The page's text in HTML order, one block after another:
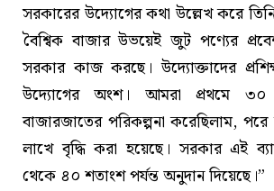
সরকারের উদ্যোগের কথা উল্লেখ করে
বৈশ্বিক বাজার উভয়েই জুট পণ্যের
সরকার কাজ করছে। উদ্যোক্তাদের
উদ্যোগের অংশ। আমরা প্রথমে
বাজারজাতের পরিকল্পনা করেছিলাম,
লাখে বৃদ্ধি করা হয়েছে। সরকার এই
থেকে ৪০ শতাংশ পর্যন্ত অনুদান দিয়েছে।”